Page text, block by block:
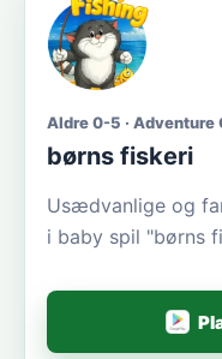
Aldre 0-5 · Adventure
børns fiskeri
Usædvanlige og
i baby spil "børns